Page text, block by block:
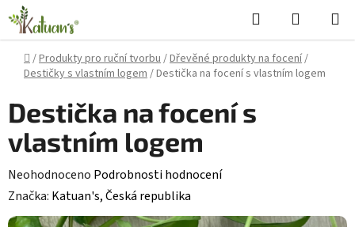
Přejít
na
obsah
Hledat
KOŠÍK
Domů
/Produkty pro ruční tvorbu/Dřevěné produkty na focení/
Destičky s vlastním logem/Destička na focení s vlastním logem
Destička na focení s
vlastním logem
Průměrné
hodnocení
produktu
Neohodnoceno Podrobnosti hodnocení
Značka: Katuan's, Česká republika